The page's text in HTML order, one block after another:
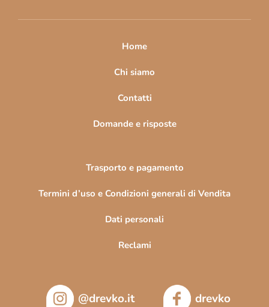
Home
Chi siamo
Contatti
Domande e risposte
Trasporto e pagamento
Termini d’uso e Condizioni generali di Vendita
Dati personali
Reclami
@drevko.it drevko